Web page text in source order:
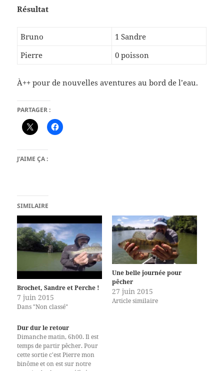
Résultat
Bruno
1 Sandre
Pierre
0 poisson
À++ pour de nouvelles aventures au bord de l’eau.
PARTAGER :
J’AIME ÇA :
SIMILAIRE
Brochet, Sandre et Perche !
7 juin 2015
Dans "Non classé"
Une belle journée pour
pêcher
27 juin 2015
Article similaire
Dur dur le retour
Dimanche matin, 6h00. Il est
temps de partir pêcher. Pour
cette sortie c'est Pierre mon
binôme et on est sur notre